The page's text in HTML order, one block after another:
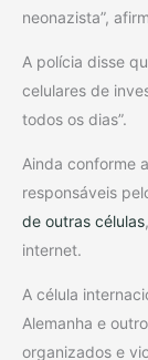
neonazista”,
A polícia disse
celulares de
todos os dias”.
Ainda conforme
responsáveis
de outras células
internet.
A célula
Alemanha e
organizados e